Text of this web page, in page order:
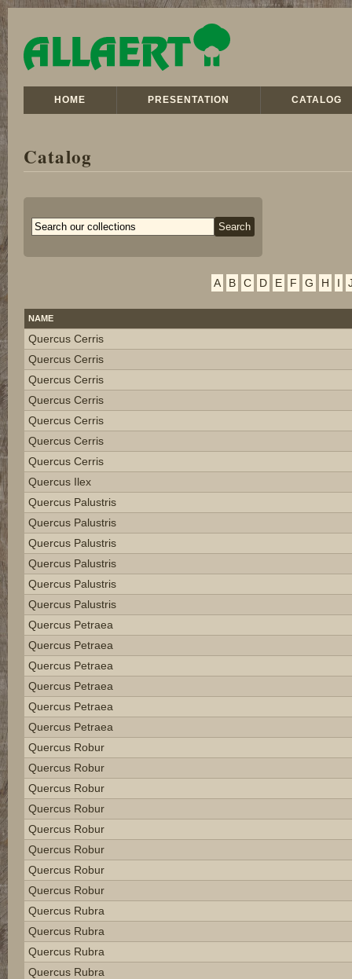
HOME PRESENTATION CATALOG
Catalog
A B C D E F G H I
NAME
Quercus Cerris
Quercus Cerris
Quercus Cerris
Quercus Cerris
Quercus Cerris
Quercus Cerris
Quercus Cerris
Quercus Ilex
Quercus Palustris
Quercus Palustris
Quercus Palustris
Quercus Palustris
Quercus Palustris
Quercus Palustris
Quercus Petraea
Quercus Petraea
Quercus Petraea
Quercus Petraea
Quercus Petraea
Quercus Petraea
Quercus Robur
Quercus Robur
Quercus Robur
Quercus Robur
Quercus Robur
Quercus Robur
Quercus Robur
Quercus Robur
Quercus Rubra
Quercus Rubra
Quercus Rubra
Quercus Rubra